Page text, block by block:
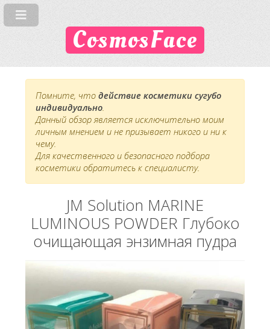
CosmosFace
Помните, что действие косметики сугубо
индивидуально.
Данный обзор является исключительно моим
личным мнением и не призывает никого и ни к
чему.
Для качественного и безопасного подбора
косметики обратитесь к специалисту.
JM Solution MARINE
LUMINOUS POWDER Глубоко
очищающая энзимная пудра